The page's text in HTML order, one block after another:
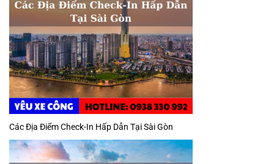
Các Địa Điểm Check-In Hấp Dẫn Tại Sài Gòn